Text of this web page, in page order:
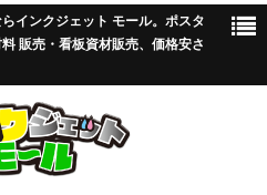
インクジェット モール。ポスタ
販売・看板資材販売、価格安さ